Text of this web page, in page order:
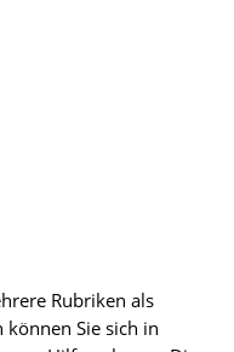
Rubriken als
können Sie sich in